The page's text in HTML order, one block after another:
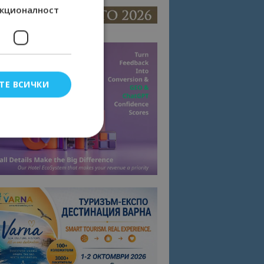
ВСИЧКИ
съгласието
на сайта.